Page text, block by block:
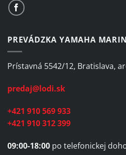
PREVÁDZKA YAMAHA
Prístavná 5542/12, Bratislava,
predaj@lodi.sk
+421 910 569 933
+421 910 312 399
09:00-18:00 po telefonickej